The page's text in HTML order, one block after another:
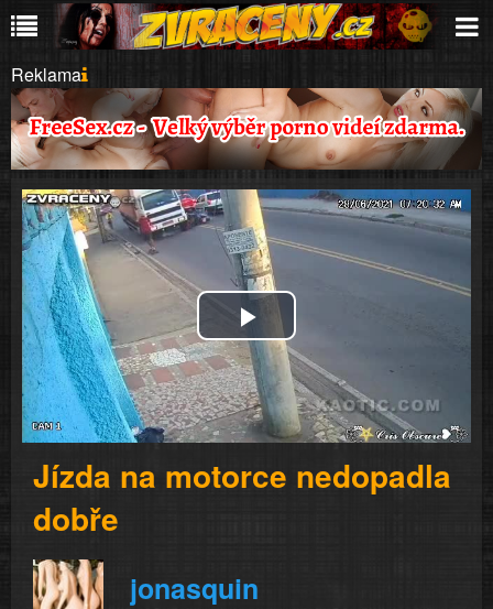
Reklama
Play
Video
Jízda na motorce nedopadla
dobře
jonasquin